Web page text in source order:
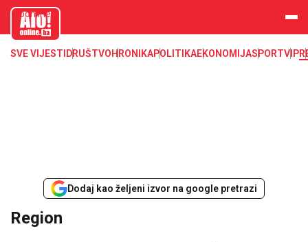
aloonline.b
SVE VIJESTI DRUŠTVOHRONIKAPOLITIKAEKONOMIJASPORTVIP
Dodaj kao željeni izvor na google pretrazi
Region